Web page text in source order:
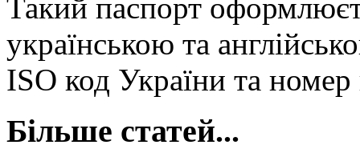
Такий паспорт
українською та
ISO код України та номер
Більше статей...